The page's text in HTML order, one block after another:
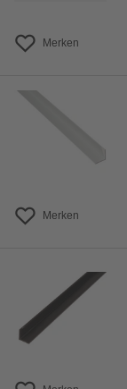
Merken
Merken